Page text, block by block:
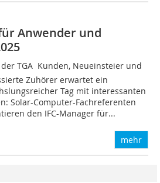
Anwender und
TGA  Kunden, Neueinsteier und
Zuhörer erwartet ein
Tag mit interessanten
Solar-Computer-Fachreferenten
den IFC-Manager für...
mehr